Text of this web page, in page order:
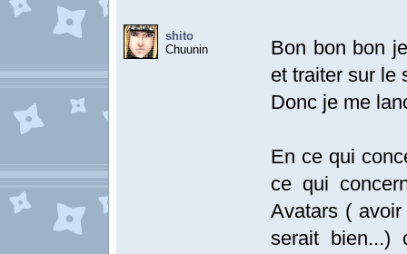
shito
Chuunin
Bon bon bon
et traiter sur le
Donc je me
En ce qui
ce qui
Avatars (
serait bien...)